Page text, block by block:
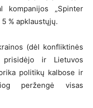
kompanijos „Spinter
% apklaustųjų.
(dėl konfliktinės
prisidėjo ir Lietuvos
politikų kalbose ir
peržengė visas